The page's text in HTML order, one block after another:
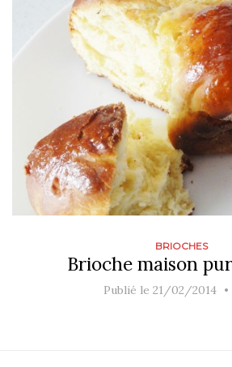
BRIOCHES
Brioche maison
Publié le 21/02/2014